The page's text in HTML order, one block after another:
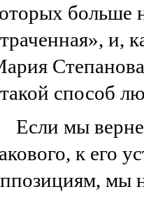
больше
и,
способ
Если мы
к его
мы